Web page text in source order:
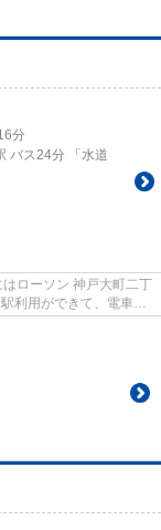
分
バス24分 「水道
ローソン 神戸大町二丁
利用ができて、電車で